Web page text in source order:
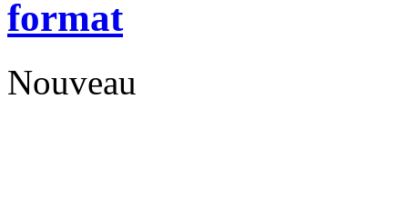
format
Nouveau